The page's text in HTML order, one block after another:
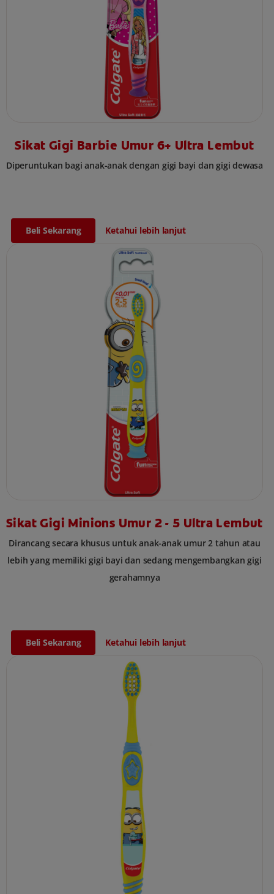
Sikat Gigi Barbie Umur 6+ Ultra Lembut
Diperuntukan bagi anak-anak dengan gigi bayi dan gigi dewasa
Beli Sekarang Ketahui lebih lanjut
Sikat Gigi Minions Umur 2 - 5 Ultra Lembut
Dirancang secara khusus untuk anak-anak umur 2 tahun atau
lebih yang memiliki gigi bayi dan sedang mengembangkan gigi
gerahamnya
Beli Sekarang Ketahui lebih lanjut